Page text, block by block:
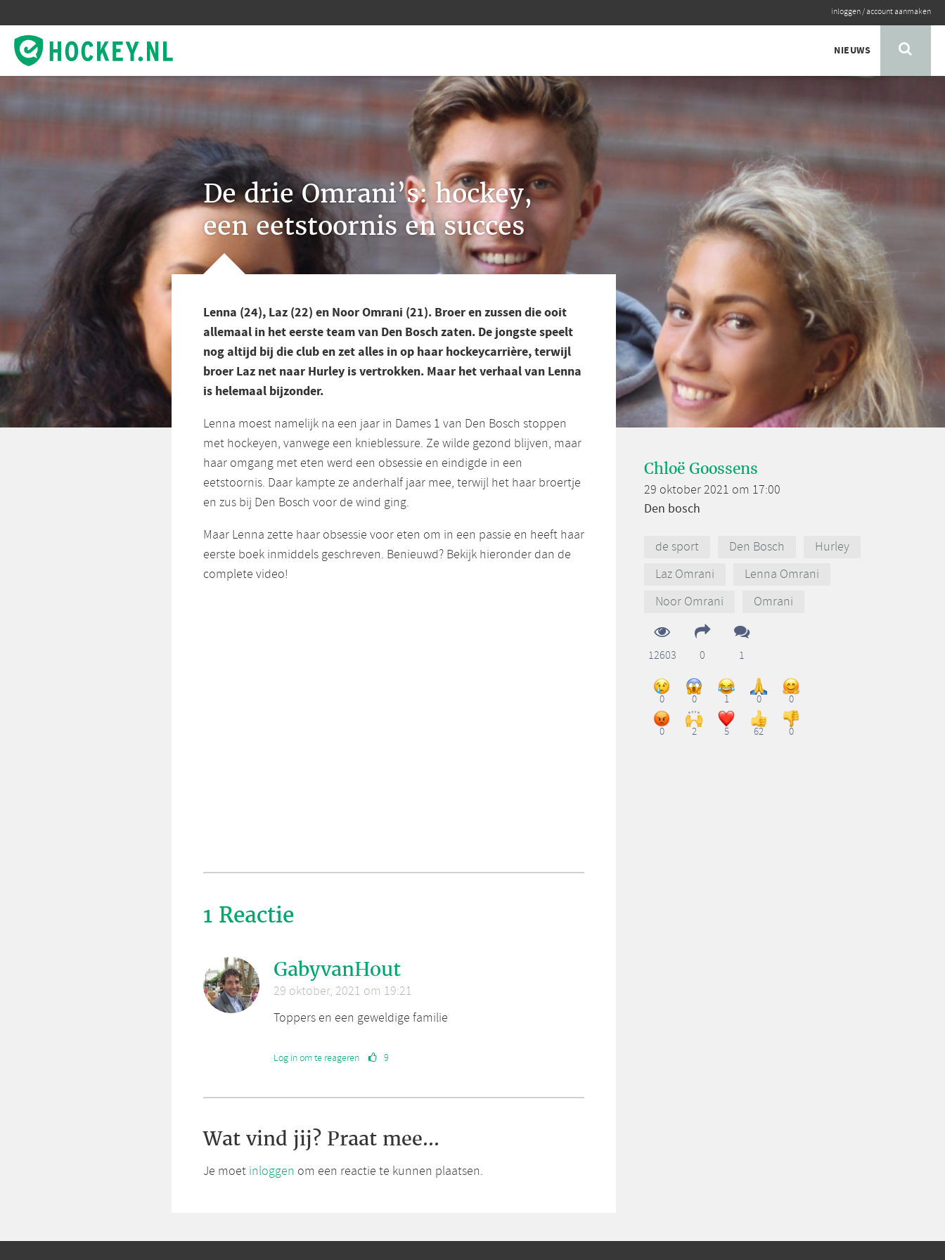
inloggen/account aanmaken
NIEUWS
De drie Omrani’s: hockey,
een eetstoornis en succes
Lenna (24), Laz (22) en Noor Omrani (21). Broer en zussen die ooit
allemaal in het eerste team van Den Bosch zaten. De jongste speelt
nog altijd bij die club en zet alles in op haar hockeycarrière, terwijl
broer Laz net naar Hurley is vertrokken. Maar het verhaal van Lenna
is helemaal bijzonder.
Lenna moest namelijk na een jaar in Dames 1 van Den Bosch stoppen
met hockeyen, vanwege een knieblessure. Ze wilde gezond blijven, maar
haar omgang met eten werd een obsessie en eindigde in een
eetstoornis. Daar kampte ze anderhalf jaar mee, terwijl het haar broertje
en zus bij Den Bosch voor de wind ging.
Maar Lenna zette haar obsessie voor eten om in een passie en heeft haar
eerste boek inmiddels geschreven. Benieuwd? Bekijk hieronder dan de
complete video!
1 Reactie
GabyvanHout
29 oktober, 2021 om 19:21
Toppers en een geweldige familie
Log in om te reageren 9
Wat vind jij? Praat mee...
Je moet inloggen om een reactie te kunnen plaatsen.
Chloë Goossens
29 oktober 2021 om 17:00
Den bosch
de sport Den Bosch
Hurley
Laz Omrani
Lenna Omrani
Noor Omrani
Omrani
12603 0 1
0 0 1 0 0
0 2 5 62 0